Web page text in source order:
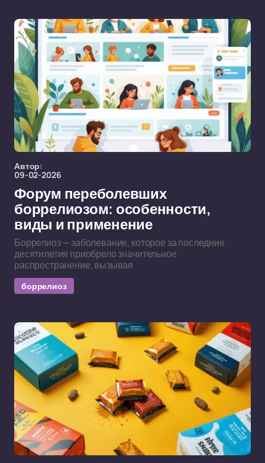
Автор:
09-02-2026
Форум переболевших
боррелиозом: особенности,
виды и применение
Боррелиоз — заболевание, которое за последние
десятилетия приобрело значительное
распространение, вызывая
боррелиоз